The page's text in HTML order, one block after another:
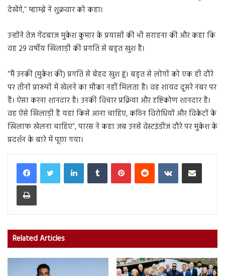
देखेंगे,” म्हाम्ब्रे ने शुक्रवार को कहा।
उन्होंने तेज गेंदबाज मुकेश कुमार के प्रयासों की भी सराहना की और कहा कि
वह 29 वर्षीय खिलाड़ी की प्रगति से बहुत खुश हैं।
“मैं उनकी (मुकेश की) प्रगति से बेहद खुश हूं। बहुत से लोगों को एक ही दौरे
पर तीनों प्रारूपों में खेलने का मौका नहीं मिलता है। वह शायद दूसरे नंबर पर
हैं। ऐसा करना शानदार है। उनकी विचार प्रक्रिया और दृष्टिकोण शानदार है।
वह ऐसे खिलाड़ी हैं यहां किसे आना चाहिए, कठिन विरोधियों और विकेटों के
खिलाफ खेलना चाहिए”, पारस ने कहा जब उनसे वेस्टइंडीज दौरे पर मुकेश के
प्रदर्शन के बारे में पूछा गया।
LinkedInTumblr PinterestReddit VKontakteShare via Email
Print
Related Articles